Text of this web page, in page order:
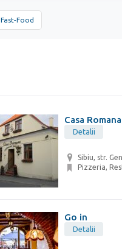
Fast-Food
Casa Romana
Detalii
Sibiu, str.
Pizzeria,
Go in
Detalii